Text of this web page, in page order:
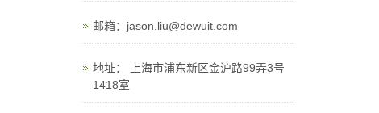
邮箱：jason.liu@dewuit.com
地址： 上海市浦东新区金沪路99弄3号
1418室